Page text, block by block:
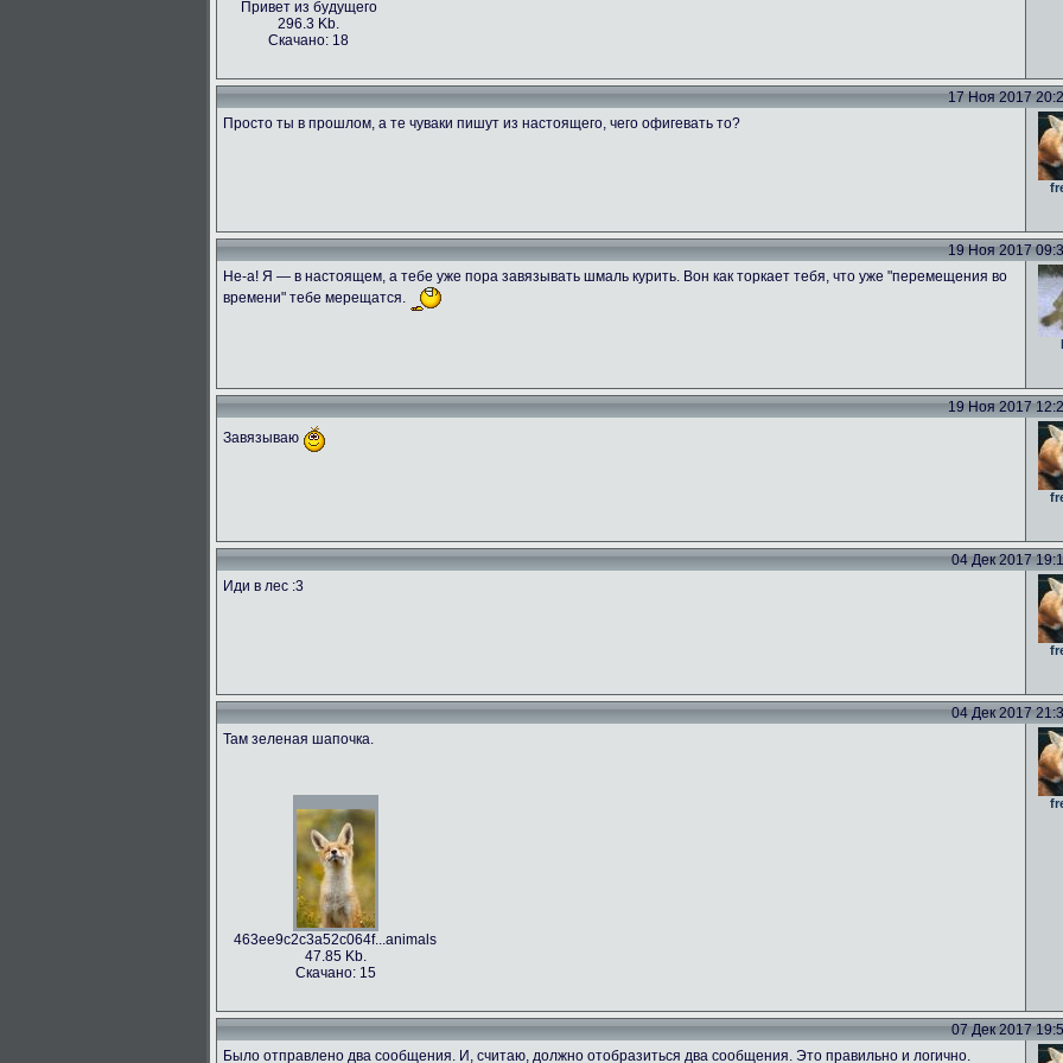
Привет из будущего
296.3 Kb.
Скачано: 18
17 Ноя 2017
Просто ты в прошлом, а те чуваки пишут из настоящего, чего офигевать то?
19 Ноя 2017
Не-а! Я — в настоящем, а тебе уже пора завязывать шмаль курить. Вон как торкает тебя, что уже "перемещения во
времени" тебе мерещатся.
19 Ноя 2017
Завязываю
04 Дек 2017
Иди в лес :3
04 Дек 2017
Там зеленая шапочка.
463ee9c2c3a52c064f...animals
47.85 Kb.
Скачано: 15
07 Дек 2017
Было отправлено два сообщения. И, считаю, должно отобразиться два сообщения. Это правильно и логично.